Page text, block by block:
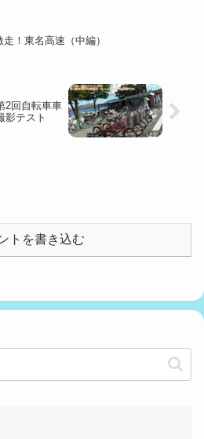
走！東名高速（中編）
2回自転車車
影テスト
トを書き込む